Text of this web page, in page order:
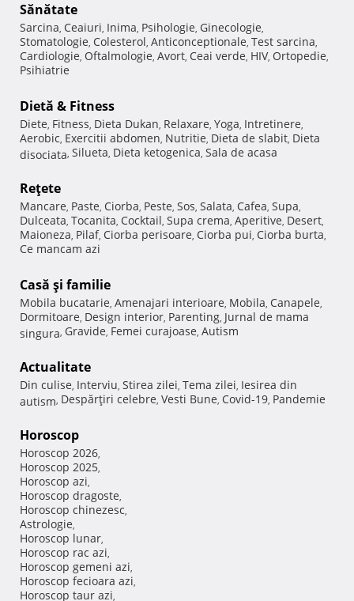
Sănătate
Sarcina, Ceaiuri, Inima, Psihologie, Ginecologie,
Stomatologie, Colesterol, Anticonceptionale, Test sarcina,
Cardiologie, Oftalmologie, Avort, Ceai verde, HIV, Ortopedie,
Psihiatrie
Dietă & Fitness
Diete, Fitness, Dieta Dukan, Relaxare, Yoga, Intretinere,
Aerobic, Exercitii abdomen, Nutritie, Dieta de slabit, Dieta
disociata, Silueta, Dieta ketogenica, Sala de acasa
Reţete
Mancare, Paste, Ciorba, Peste, Sos, Salata, Cafea, Supa,
Dulceata, Tocanita, Cocktail, Supa crema, Aperitive, Desert,
Maioneza, Pilaf, Ciorba perisoare, Ciorba pui, Ciorba burta,
Ce mancam azi
Casă şi familie
Mobila bucatarie, Amenajari interioare, Mobila, Canapele,
Dormitoare, Design interior, Parenting, Jurnal de mama
singura, Gravide, Femei curajoase, Autism
Actualitate
Din culise, Interviu, Stirea zilei, Tema zilei, Iesirea din
autism, Despărţiri celebre, Vesti Bune, Covid-19, Pandemie
Horoscop
Horoscop 2026,
Horoscop 2025,
Horoscop azi,
Horoscop dragoste,
Horoscop chinezesc,
Astrologie,
Horoscop lunar,
Horoscop rac azi,
Horoscop gemeni azi,
Horoscop fecioara azi,
Horoscop taur azi,